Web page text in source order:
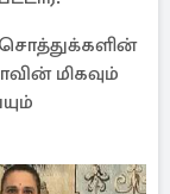
சொத்துக்களின்
மிகவும்